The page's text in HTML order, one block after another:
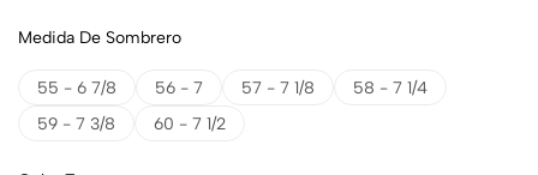
Medida De Sombrero
55 - 6 7/8 56 - 7 57 - 7 1/8
58 - 7 1/4
59 - 7 3/8
60 - 7 1/2